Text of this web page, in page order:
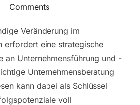
on
Comments
Veränderung im
erfordert eine strategische
an Unternehmensführung und -
Unternehmensberatung
kann dabei als Schlüssel
voll